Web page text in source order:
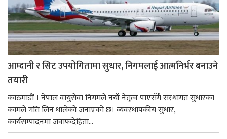
आम्दानी र सिट उपयोगितामा सुधार, निगमलाई आत्मनिर्भर बनाउने
तयारी
काठमाडाैं । नेपाल वायुसेवा निगमले नयाँ नेतृत्व पाएसँगै संस्थागत सुधारका
कामले गति लिन थालेको जनाएको छ। व्यवस्थापकीय सुधार,
कार्यसम्पादनमा जवाफदेहिता...